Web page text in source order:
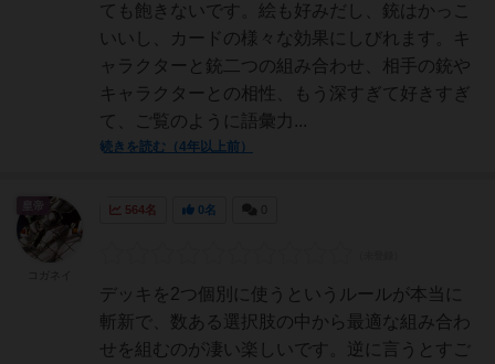
ても飽きないです。絵も好みだし、銃はかっこ
いいし、カードの様々な効果にしびれます。キ
ャラクターと銃二つの組み合わせ、相手の銃や
キャラクターとの相性、もう深すぎて好きすぎ
て、ご覧のように語彙力...
続きを読む（4年以上前）
564名 0名
デッキを2つ個別に使うというルールが本当に
斬新で、数ある選択肢の中から最適な組み合わ
せを組むのが凄い楽しいです。逆に言うとすご